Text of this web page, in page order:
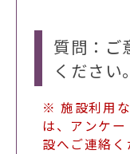
質問：ご
ください。
※ 施設利用
は、アンケ
設へご連絡く